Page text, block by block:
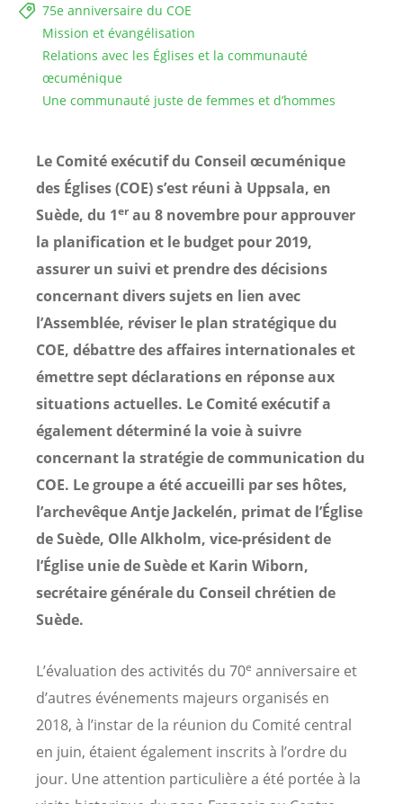
75e anniversaire du COE
Mission et évangélisation
Relations avec les Églises et la communauté
œcuménique
Une communauté juste de femmes et d’hommes
Le Comité exécutif du Conseil œcuménique
des Églises (COE) s’est réuni à Uppsala, en
Suède, du 1er au 8 novembre pour approuver
la planification et le budget pour 2019,
assurer un suivi et prendre des décisions
concernant divers sujets en lien avec
l’Assemblée, réviser le plan stratégique du
COE, débattre des affaires internationales et
émettre sept déclarations en réponse aux
situations actuelles. Le Comité exécutif a
également déterminé la voie à suivre
concernant la stratégie de communication du
COE. Le groupe a été accueilli par ses hôtes,
l’archevêque Antje Jackelén, primat de l’Église
de Suède, Olle Alkholm, vice-président de
l’Église unie de Suède et Karin Wiborn,
secrétaire générale du Conseil chrétien de
Suède.
L’évaluation des activités du 70e anniversaire et
d’autres événements majeurs organisés en
2018, à l’instar de la réunion du Comité central
en juin, étaient également inscrits à l’ordre du
jour. Une attention particulière a été portée à la